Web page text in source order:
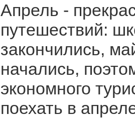
Апрель -
путешествий:
закончились,
начались,
экономного
поехать в